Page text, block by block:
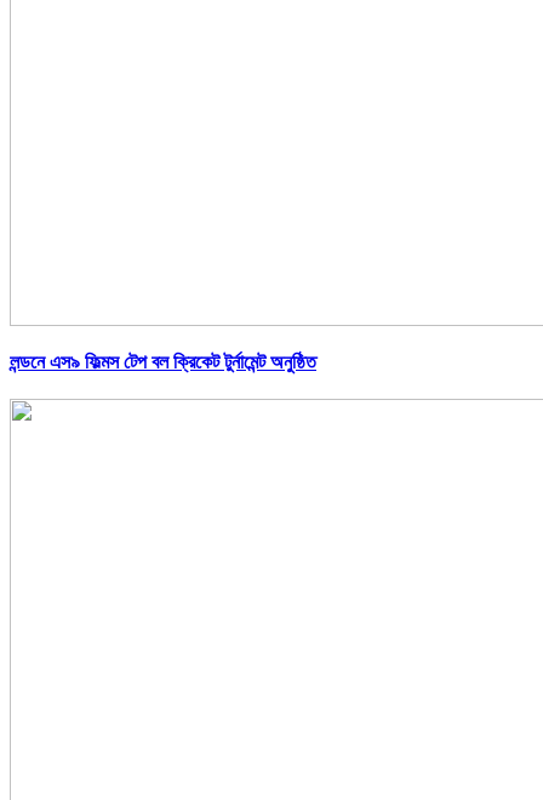
লন্ডনে এস৯ ফিল্মস টেপ বল ক্রিকেট টুর্নামেন্ট অনুষ্ঠিত